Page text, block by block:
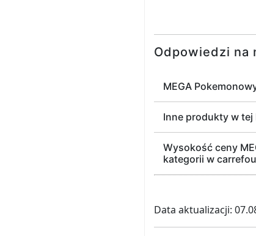
Odpowiedzi na
MEGA
Inne produkty w
Wysokość ceny
kategorii w
Data aktualizacji: